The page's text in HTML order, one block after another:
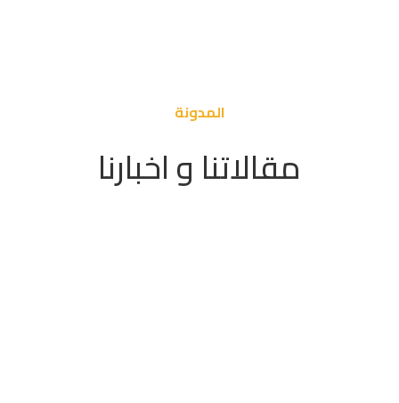
المدونة
مقالاتنا و اخبارنا